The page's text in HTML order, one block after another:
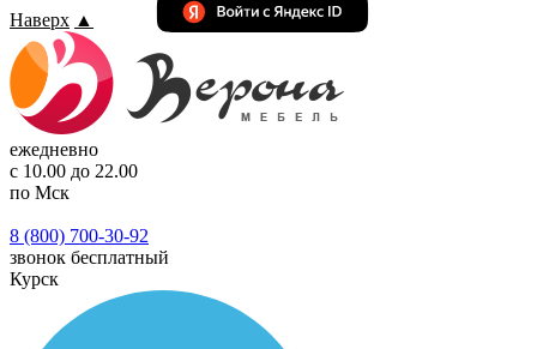
Наверх ▲
ежедневно
с 10.00 до 22.00
по Мск
8 (800) 700-30-92
звонок бесплатный
Курск